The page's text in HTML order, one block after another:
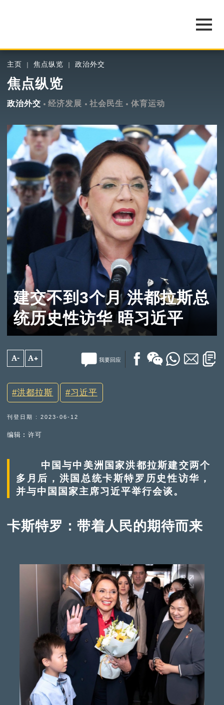
主页 焦点纵览 政治外交
焦点纵览
政治外交 经济发展 社会民生 体育运动
建交不到3个月 洪都拉斯总
统历史性访华 晤习近平
A- A+ 我要回应
洪都拉斯 习近平
刊登日期 : 2023-06-12
编辑︰许可
中国与中美洲国家洪都拉斯建交两个
多月后，洪国总统卡斯特罗历史性访华，
并与中国国家主席习近平举行会谈。
卡斯特罗：带着人民的期待而来